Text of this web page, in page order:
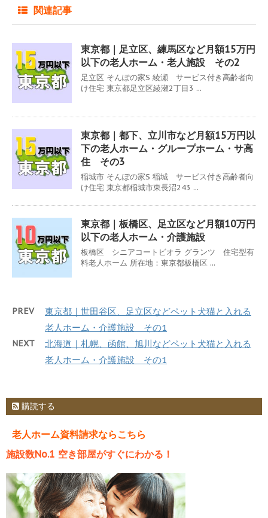
関連記事
東京都｜足立区、練馬区など月額15万円
以下の老人ホーム・老人施設 その2
足立区 そんぽの家S 綾瀬 サービス付き高齢者向
け住宅 東京都足立区綾瀬2丁目3 ...
東京都｜都下、立川市など月額15万円以
下の老人ホーム・グループホーム・サ高
住 その3
稲城市 そんぽの家S 稲城 サービス付き高齢者向
け住宅 東京都稲城市東長沼243 ...
東京都｜板橋区、足立区など月額10万円
以下の老人ホーム・介護施設
板橋区 シニアコートビオラ グランツ 住宅型有
料老人ホーム 所在地：東京都板橋区 ...
PREV
東京都｜世田谷区、足立区などペット犬猫と入れる
老人ホーム・介護施設 その1
NEXT
北海道｜札幌、函館、旭川などペット犬猫と入れる
老人ホーム・介護施設 その1
購読する
老人ホーム資料請求ならこちら
施設数No.1 空き部屋がすぐにわかる！